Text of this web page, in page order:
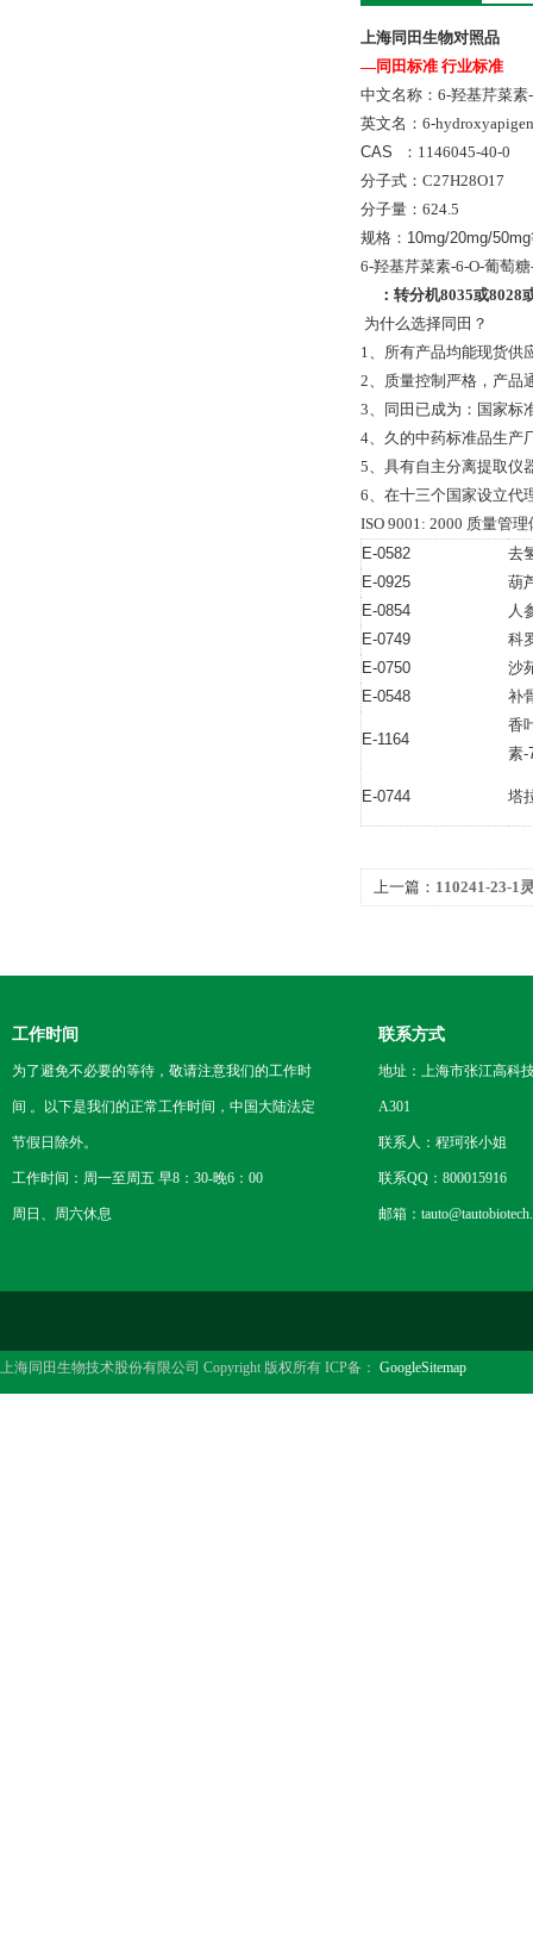
上海同田生物对照品
—同田标准 行业标准
中文名称：6-羟基芹菜素
英文名： 6-
CAS ： 1146045-40-0
分子式： C27H28O17
分子量： 624.5
规格：10mg/20mg/
6-羟基芹菜素-6-O-葡萄
： 转分机8035或8028
为什么选择同田？
1、所有产品均能现货供
2、质量控制严格，产品
3、同田已成为：国家标
4、久的中药标准品生产
5、具有自主分离提取
6、在十三个国家设立代
ISO 9001: 2000 质量管
E-0582
去
E-0925
葫
E-0854
人
E-0749
科
E-0750
沙
E-0548
补
E-1164
香
素-
E-0744 塔
上一篇： 110241-23-1
工作时间
为了避免不必要的等待，敬请注意我们的工作时
间 。以下是我们的正常工作时间，中国大陆法定
节假日除外。
工作时间：周一至周五 早8：30-晚6：00
周日、周六休息
联系方式
地址：上海市张江高科
A301
联系人：程珂张小姐
联系QQ：800015916
邮箱：
上海同田生物技术股份有限公司 Copyright 版权所有 ICP备： GoogleSitemap